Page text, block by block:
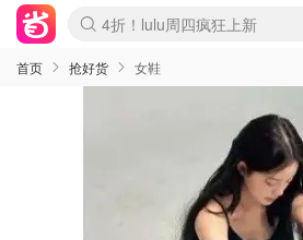
Boticinal 夏促开抢！
4折！lulu周四疯狂上新
还没结束！&OtherStories大促
Joybuy变相75折 随时失效
速领！Stanley独家85折
疑似霸哥！Camper额外叠85折
Zalando 奥莱闪促！每日更新
Moncler反季囤！5折起+叠9折
Coach Brooklyn仅€192
首页 抢好货 女鞋